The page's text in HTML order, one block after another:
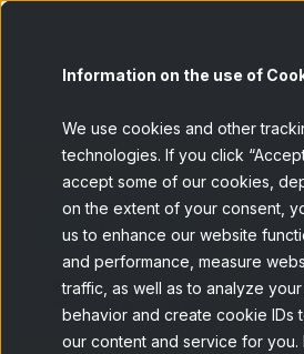
Information on the use of
We use cookies and other
technologies. If you click
accept some of our cookies,
on the extent of your consent,
us to enhance our website
and performance, measure
traffic, as well as to analyze
behavior and create cookie IDs
our content and service for you.